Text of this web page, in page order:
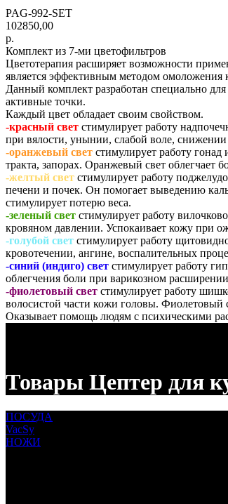
PAG-992-SET
102850,00
р.
Комплект из 7-ми цветофильтров
Цветотерапия расширяет возможности
является эффективным методом омоложения
Данный комплект разработан специально
активные точки.
Каждый цвет обладает своим свойством.
-красный свет стимулирует работу
при вялости, унынии, слабой воле,
-оранжевый свет стимулирует работу
тракта, запорах. Оранжевый свет облегчает
-желтый свет стимулирует работу
печени и почек. Он помогает выведению
стимулирует потерю веса.
-зеленый свет стимулирует работу
кровяном давлении. Успокаивает кожу при
-голубой свет стимулирует работу
кровотечении, ангине, воспалительных
-синий (индиго) свет стимулирует работу
облегчения боли при варикозном
-фиолетовый свет стимулирует работу
волосистой части кожи головы. Фиолетовый
Оказывает помощь людям с психическими
Товары Цептер для
ПОСУДА
VacSy
НОЖИ